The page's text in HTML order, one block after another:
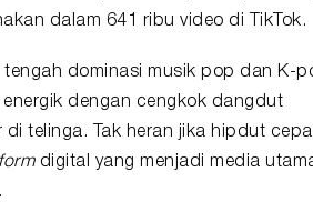
dalam 641 ribu video di TikTok.
dominasi musik pop dan K-
dengan cengkok dangdut
di telinga. Tak heran jika hipdut
digital yang menjadi media